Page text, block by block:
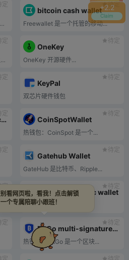
+2.2
Claim
待定
BitPanda Wallet 应用程序是一款可...
待定
bitcoin cash wallet
Freewallet 是一个托管的移动...
待定
OpenLedger是一个平台，可以让用户在...
待定
OneKey
OneKey 开源硬件...
待定 待定
KeyPal
双芯片硬件钱包
待定
Dogecoin Core Dogecoin Official Wallet
待定
CoinSpotWallet
热钱包：CoinSpot 是一个...
待定 待定
Gatehub Wallet
GateHub 是比特币、Ripple...
定 待定
ethereum classic wallet
以太坊经典官方...
定 待定
BitGo multi-signature wallet
热钱包：BitGo 是一个区块...
别看网页啦，看我！点击解锁
一个专属陪聊小跟班！